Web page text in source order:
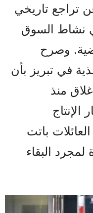
تراجع تاريخي
نشاط السوق
وصرح
في تبریز بأن
منذ
الإنتاج
باتت
البقاء